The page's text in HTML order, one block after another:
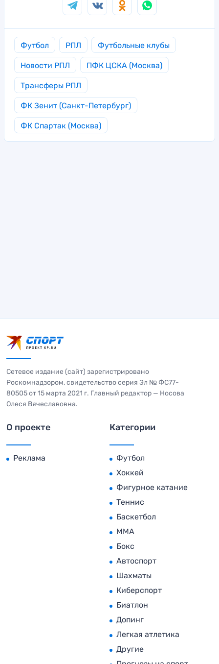
Футбол РПЛ Футбольные клубы
Новости РПЛ ПФК ЦСКА (Москва)
Трансферы РПЛ
ФК Зенит (Санкт-Петербург)
ФК Спартак (Москва)
Сетевое издание (сайт) зарегистрировано
Роскомнадзором, свидетельство серия Эл № ФС77-
80505 от 15 марта 2021 г. Главный редактор — Носова
Олеся Вячеславовна.
О проекте
Реклама
Категории
Футбол
Хоккей
Фигурное катание
Теннис
Баскетбол
MMA
Бокс
Автоспорт
Шахматы
Киберспорт
Биатлон
Допинг
Легкая атлетика
Другие